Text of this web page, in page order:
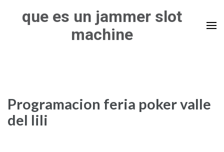
que es un jammer slot
machine
Programacion feria poker valle
del lili